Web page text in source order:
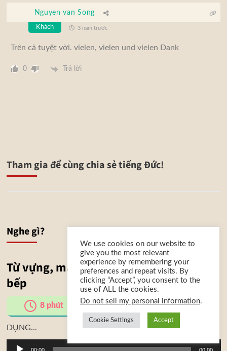
Nguyen van Song
Khách 3 năm trước
Trên cả tuyệt vời. vielen, vielen und vielen Dank
0 Trả lời
Tham gia để cùng chia sẻ tiếng Đức!
Nghe gì?
Từ vựng, mẫu câu tiếng Đức chủ đề nhà
bếp
8 phút
CHỦ ĐỀ NHÀ BẾP TOÀN DIỆN
PHẦN 1 – THIẾT BỊ, KHU VỰC &
DỤNG...
Trình
We use cookies on our website to
give you the most relevant
experience by remembering your
preferences and repeat visits. By
clicking “Accept”, you consent to the
use of ALL the cookies.
Do not sell my personal information.
Cookie Settings Accept